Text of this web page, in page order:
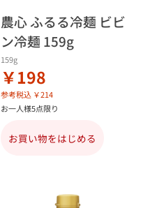
農心 ふるる冷麺 ビビ
ン冷麺 159g
159g
￥198
参考税込 ￥214
お一人様5点限り
お買い物をはじめる